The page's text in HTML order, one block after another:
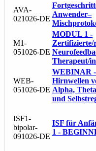
AVA-
021026-DE
Anwender–
M1-
051026-DE
MODUL 1 -
Zertifizierte/
Therapeut/in
WEB-
051026-DE
WEBINAR -
Hirnwellen
Alpha,
und
ISF1-
bipolar-
091026-DE
ISF für
1 -